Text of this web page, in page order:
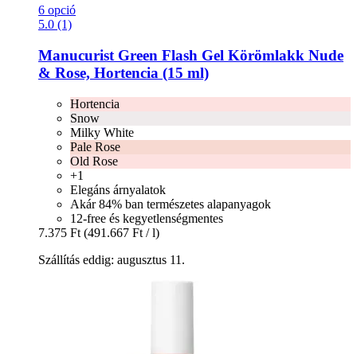
6 opció
5.0 (1)
Manucurist Green Flash Gel Körömlakk Nude
& Rose, Hortencia (15 ml)
Hortencia
Snow
Milky White
Pale Rose
Old Rose
+1
Elegáns árnyalatok
Akár 84% ban természetes alapanyagok
12-free és kegyetlenségmentes
7.375 Ft (491.667 Ft / l)
Szállítás eddig: augusztus 11.